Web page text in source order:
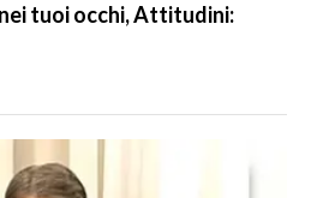
tuoi occhi, Attitudini: